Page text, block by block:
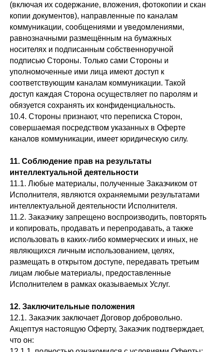
(включая их содержание, вложения, фотокопии и скан
копии документов), направленные по каналам
коммуникации, сообщениями и уведомлениями,
равнозначными размещённым на бумажных
носителях и подписанным собственноручной
подписью Стороны. Только сами Стороны и
уполномоченные ими лица имеют доступ к
соответствующим каналам коммуникации. Такой
доступ каждая Сторона осуществляет по паролям и
обязуется сохранять их конфиденциальность.
10.4. Стороны признают, что переписка Сторон,
совершаемая посредством указанных в Оферте
каналов коммуникации, имеет юридическую силу.
11. Соблюдение прав на результаты
интеллектуальной деятельности
11.1. Любые материалы, полученные Заказчиком от
Исполнителя, являются охраняемыми результатами
интеллектуальной деятельности Исполнителя.
11.2. Заказчику запрещено воспроизводить, повторять
и копировать, продавать и перепродавать, а также
использовать в каких-либо коммерческих и иных, не
являющихся личным использованием, целях,
размещать в открытом доступе, передавать третьим
лицам любые материалы, предоставленные
Исполнителем в рамках оказываемых Услуг.
12. Заключительные положения
12.1. Заказчик заключает Договор добровольно.
Акцептуя настоящую Оферту, Заказчик подтверждает,
что он: